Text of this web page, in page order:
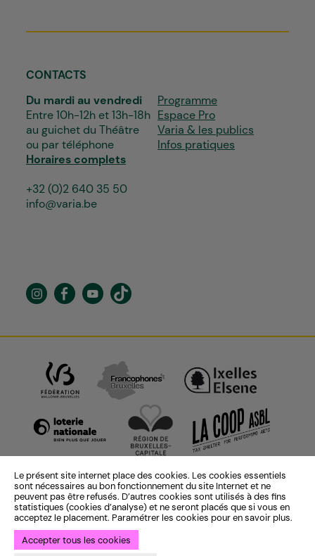
Le présent site internet place des cookies. Les cookies essentiels
sont nécessaires au bon fonctionnement du site Internet et ne
peuvent pas être refusés. D’autres cookies sont utilisés à des fins
statistiques (cookies d’analyse) et ne seront placés que si vous en
acceptez le placement. Paramétrer les cookies pour en savoir plus.
Accepter tous les cookies
CONTACTS
Du mardi au vendredi
Entre 10h-12h et 13h-18h
au guichet du Théâtre
ou par téléphone
Horaires complets
+32 (0)2 640 35 50
info@varia.be
Programme
Espace Pro
Varia & les publics
Infos pratiques